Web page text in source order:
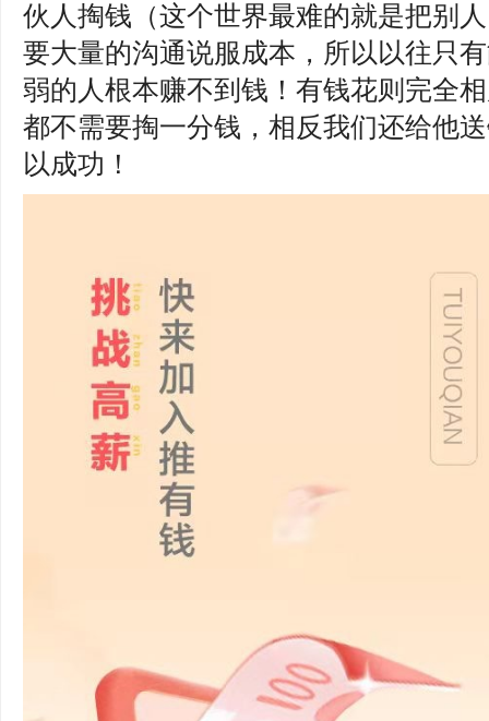
伙人掏钱（这个世界最难的就是把别
要大量的沟通说服成本，所以以往只
弱的人根本赚不到钱！有钱花则完全
都不需要掏一分钱，相反我们还给他
以成功！